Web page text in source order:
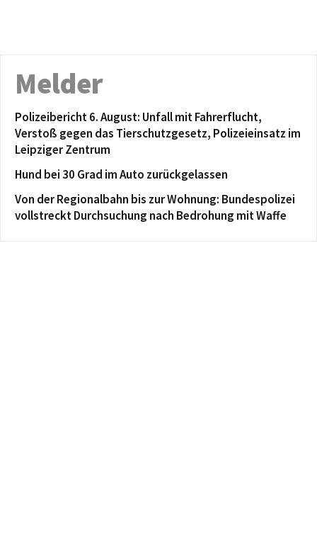
Melder
Polizeibericht 6. August: Unfall mit Fahrerflucht,
Verstoß gegen das Tierschutzgesetz, Polizeieinsatz im
Leipziger Zentrum
Hund bei 30 Grad im Auto zurückgelassen
Von der Regionalbahn bis zur Wohnung: Bundespolizei
vollstreckt Durchsuchung nach Bedrohung mit Waffe